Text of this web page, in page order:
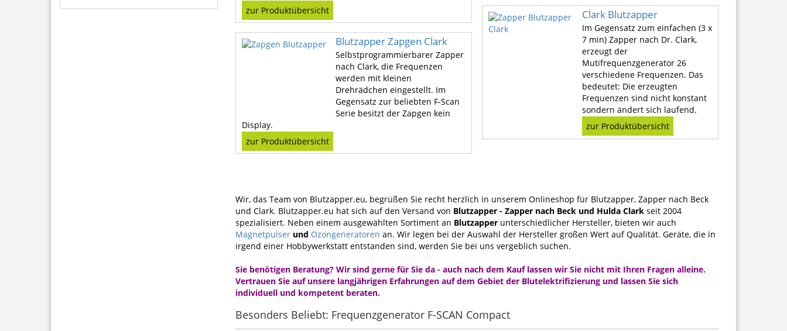
zur Produktübersicht
Clark Blutzapper
Im Gegensatz zum einfachen (3 x
7 min) Zapper nach Dr. Clark,
erzeugt der
Mutifrequenzgenerator 26
verschiedene Frequenzen. Das
bedeutet: Die erzeugten
Frequenzen sind nicht konstant
sondern ändert sich laufend.
zur Produktübersicht
Blutzapper Zapgen Clark
Selbstprogrammierbarer Zapper
nach Clark, die Frequenzen
werden mit kleinen
Drehrädchen eingestellt. Im
Gegensatz zur beliebten F-Scan
Serie besitzt der Zapgen kein
Display.
zur Produktübersicht
Wir, das Team von Blutzapper.eu, begrüßen Sie recht herzlich in unserem Onlineshop für Blutzapper, Zapper nach Beck
und Clark. Blutzapper.eu hat sich auf den Versand von Blutzapper - Zapper nach Beck und Hulda Clark seit 2004
spezialisiert. Neben einem ausgewählten Sortiment an Blutzapper unterschiedlicher Hersteller, bieten wir auch
Magnetpulser und Ozongeneratoren an. Wir legen bei der Auswahl der Hersteller großen Wert auf Qualität. Geräte, die in
irgend einer Hobbywerkstatt entstanden sind, werden Sie bei uns vergeblich suchen.
Sie benötigen Beratung? Wir sind gerne für Sie da - auch nach dem Kauf lassen wir Sie nicht mit Ihren Fragen alleine.
Vertrauen Sie auf unsere langjährigen Erfahrungen auf dem Gebiet der Blutelektrifizierung und lassen Sie sich
individuell und kompetent beraten.
Besonders Beliebt: Frequenzgenerator F-SCAN Compact